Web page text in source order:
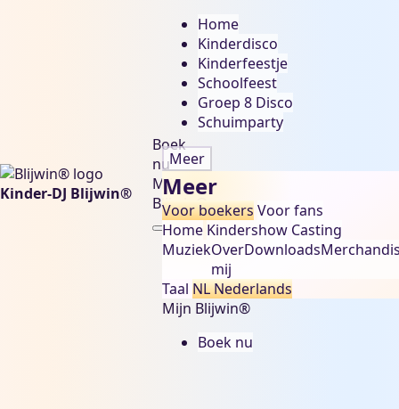
Kinder-DJ Blijwin®
Boek
nu
Mijn
Blijwin®
Home
Kinderdisco
Kinderfeestje
Schoolfeest
Groep 8 Disco
Schuimparty
Meer
Meer
Voor boekersVoor fans
Home Kindershow Casting
MuziekOver
mij
Downloads
Taal NLNederlands
Mijn Blijwin®
Boek nu